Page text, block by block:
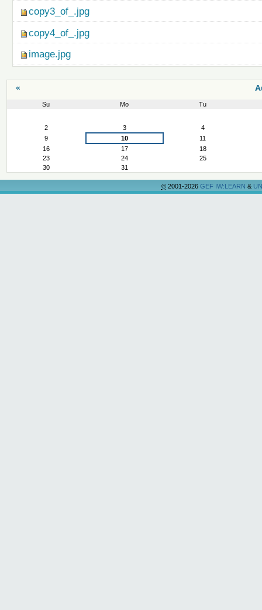
copy3_of_.jpg
copy4_of_.jpg
image.jpg
«
Su Mo Tu
2 3
4
9
10
11
16
17
18
23
24
25
30
31
©2001-2026 GEF IW:LEARN &